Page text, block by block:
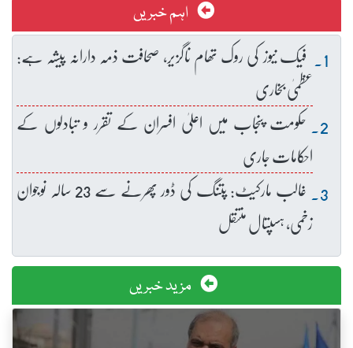
اہم خبریں
فیک نیوز کی روک تھام ناگزیر، صحافت ذمہ دارانہ پیشہ ہے:
عظمیٰ بخاری
حکومت پنجاب میں اعلیٰ افسران کے تقرر و تبادلوں کے
احکامات جاری
غالب مارکیٹ: پتنگ کی ڈور پھرنے سے 23 سالہ نوجوان
زخمی، ہسپتال منتقل
مزید خبریں